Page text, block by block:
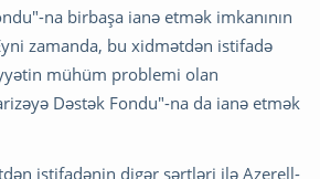
na birbaşa ianə etmək imkanının
zamanda, bu xidmətdən istifadə
mühüm problemi olan
Dəstək Fondu"-na da ianə etmək
istifadənin digər şərtləri ilə Azerell-